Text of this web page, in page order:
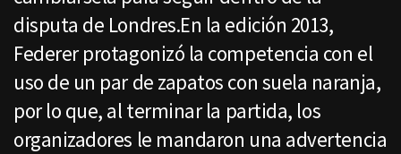
disputa de Londres.En la edición 2013,
Federer protagonizó la competencia con el
uso de un par de zapatos con suela naranja,
por lo que, al terminar la partida, los
organizadores le mandaron una advertencia